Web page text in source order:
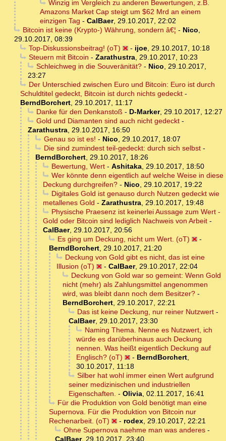
Winzig im Vergleich zu anderen Bewertungen, z.B.
Amazons Market Cap steigt um $62 Mrd an einem
einzigen Tag - CalBaer, 29.10.2017, 22:02
Bitcoin ist keine (Krypto-) Währung, sondern â€¦ - Nico,
29.10.2017, 08:39
Top-Diskussionsbeitrag! (oT)
- ijoe, 29.10.2017, 10:18
Steuern mit Bitcoin - Zarathustra, 29.10.2017, 10:23
Schleichweg in die Souveränität?- Nico, 29.10.2017,
23:27
Der Unterschied zwischen Euro und Bitcoin: Euro ist durch
Schuldtitel gedeckt, Bitcoin ist durch nichts gedeckt -
BerndBorchert, 29.10.2017, 11:17
Danke für den Denkanstoß - D-Marker, 29.10.2017, 12:27
Gold und Diamanten sind auch nicht gedeckt-
Zarathustra, 29.10.2017, 16:50
Genau so ist es! - Nico, 29.10.2017, 18:07
Die sind zumindest teil-gedeckt: durch sich selbst-
BerndBorchert, 29.10.2017, 18:26
Bewertung, Wert- Ashitaka, 29.10.2017, 18:50
Wer könnte denn eigentlich auf welche Weise in diese
Deckung durchgreifen? - Nico, 29.10.2017, 19:22
Digitales Gold ist genauso durch Nutzen gedeckt wie
metallenes Gold - Zarathustra, 29.10.2017, 19:48
Physische Praesenz ist keinerlei Aussage zum Wert -
Gold oder Bitcoin sind lediglich Nachweis von Arbeit -
CalBaer, 29.10.2017, 20:56
Es ging um Deckung, nicht um Wert. (oT)
-
BerndBorchert, 29.10.2017, 21:20
Deckung von Gold gibt es nicht, das ist eine
Illusion (oT)
- CalBaer, 29.10.2017, 22:04
Deckung von Gold war so gemeint: Wenn Gold
nicht (mehr) als Zahlungsmittel angenommen
wird, was bleibt dann noch dem Besitzer? -
BerndBorchert, 29.10.2017, 22:21
Das ist keine Deckung, nur reiner Nutzwert-
CalBaer, 29.10.2017, 23:30
Naming Thema. Nenne es Nutzwert, ich
würde es darüberhinaus auch Deckung
nennen. Was heißt eigentlich Deckung auf
Englisch? (oT)
- BerndBorchert,
30.10.2017, 11:18
Silber hat wohl immer einen Wert aufgrund
seiner medizinischen und industriellen
Eigenschaften. - Olivia, 02.11.2017, 16:41
Für die Produktion von Gold benötigt man eine
Supernova. Für die Produktion von Bitcoin nur
Rechenarbeit. (oT)
- rodex, 29.10.2017, 22:21
Ohne Supernova naehme man was anderes-
CalBaer, 29.10.2017, 23:40